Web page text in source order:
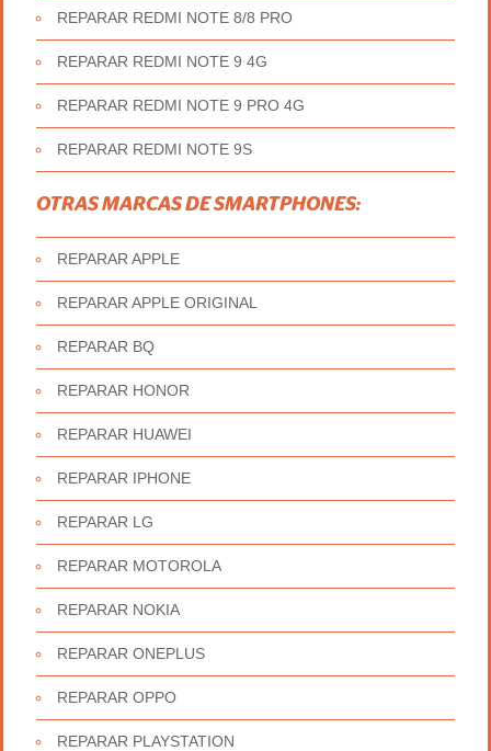
REPARAR REDMI NOTE 8/8 PRO
REPARAR REDMI NOTE 9 4G
REPARAR REDMI NOTE 9 PRO 4G
REPARAR REDMI NOTE 9S
OTRAS MARCAS DE SMARTPHONES:
REPARAR APPLE
REPARAR APPLE ORIGINAL
REPARAR BQ
REPARAR HONOR
REPARAR HUAWEI
REPARAR IPHONE
REPARAR LG
REPARAR MOTOROLA
REPARAR NOKIA
REPARAR ONEPLUS
REPARAR OPPO
REPARAR PLAYSTATION